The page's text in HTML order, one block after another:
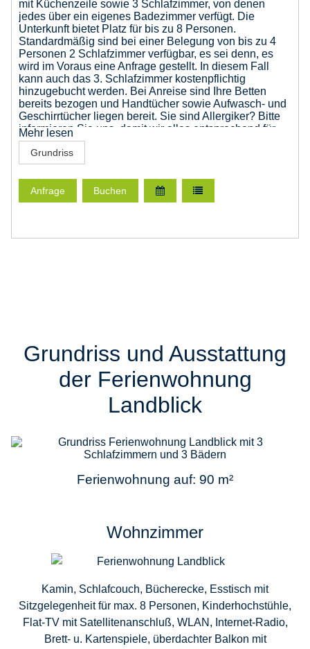
mit Küchenzeile sowie 3 Schlafzimmer, von denen
jedes über ein eigenes Badezimmer verfügt. Die
Unterkunft bietet Platz für bis zu 8 Personen.
Standardmäßig sind bei einer Belegung von bis zu 4
Personen 2 Schlafzimmer verfügbar, es sei denn, es
wird im Voraus eine Anfrage gestellt. In diesem Fall
kann auch das 3. Schlafzimmer kostenpflichtig
hinzugebucht werden. Bei Anreise sind Ihre Betten
bereits bezogen und Handtücher sowie Aufwasch- und
Geschirrtücher liegen bereit. Sie sind Allergiker? Bitte
informieren Sie uns, damit wir alles entsprechend für
Sie vorbereiten können.
Mehr lesen
Grundriss
Anfrage Buchen
Grundriss und Ausstattung
der Ferienwohnung
Landblick
Ferienwohnung auf: 90 m²
Wohnzimmer
Kamin, Schlafcouch, Bücherecke, Esstisch mit
Sitzgelegenheit für max. 8 Personen, Kinderhochstühle,
Flat-TV mit Satellitenanschluß, WLAN, Internet-Radio,
Brett- u. Kartenspiele, überdachter Balkon mit